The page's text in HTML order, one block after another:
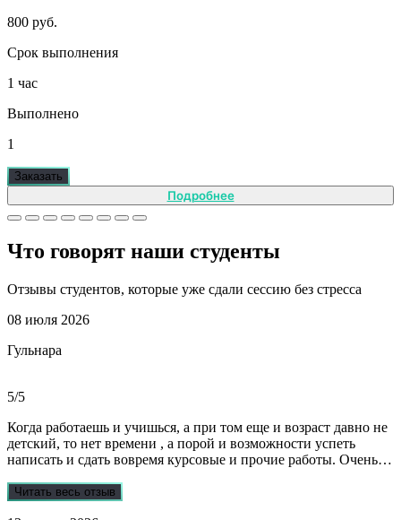
800 руб.
Срок выполнения
1 час
Выполнено
1
Заказать
Подробнее
Что говорят наши студенты
Отзывы студентов, которые уже сдали сессию без стресса
08 июля 2026
Гульнара
5/5
Когда работаешь и учишься, а при том еще и возраст давно не
детский, то нет времени , а порой и возможности успеть
написать и сдать вовремя курсовые и прочие работы. Очень
Dist-help. Все мои проблемы в полном смысле слова взяли на
Читать весь отзыв